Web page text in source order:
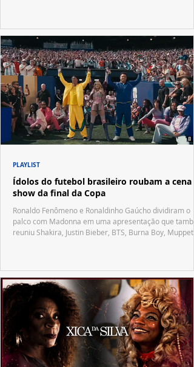
Ídolos do futebol brasileiro roubam a cena
show da final da Copa
Ronaldo Fenômeno e Ronaldinho Gaúcho dividiram o
palco com Madonna em uma apresentação que
reuniu Shakira, Justin Bieber, BTS, Burna Boy, Muppets,
PLAYLIST